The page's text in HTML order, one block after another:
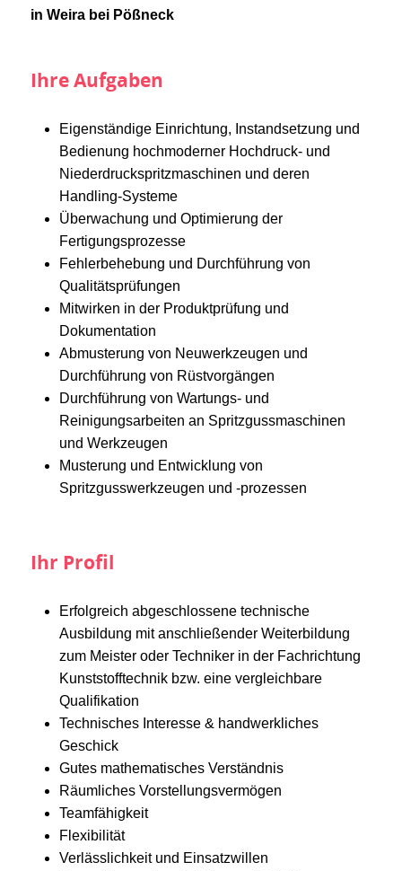
in Weira bei Pößneck
Ihre Aufgaben
Eigenständige Einrichtung, Instandsetzung und
Bedienung hochmoderner Hochdruck- und
Niederdruckspritzmaschinen und deren
Handling-Systeme
Überwachung und Optimierung der
Fertigungsprozesse
Fehlerbehebung und Durchführung von
Qualitätsprüfungen
Mitwirken in der Produktprüfung und
Dokumentation
Abmusterung von Neuwerkzeugen und
Durchführung von Rüstvorgängen
Durchführung von Wartungs- und
Reinigungsarbeiten an Spritzgussmaschinen
und Werkzeugen
Musterung und Entwicklung von
Spritzgusswerkzeugen und -prozessen
Ihr Profil
Erfolgreich abgeschlossene technische
Ausbildung mit anschließender Weiterbildung
zum Meister oder Techniker in der Fachrichtung
Kunststofftechnik bzw. eine vergleichbare
Qualifikation
Technisches Interesse & handwerkliches
Geschick
Gutes mathematisches Verständnis
Räumliches Vorstellungsvermögen
Teamfähigkeit
Flexibilität
Verlässlichkeit und Einsatzwillen